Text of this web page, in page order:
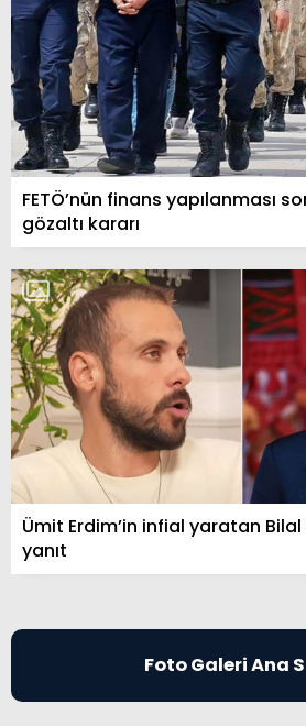
FETÖ’nün finans yapılanması
gözaltı kararı
Ümit Erdim’in infial yaratan
yanıt
Foto Galeri Ana